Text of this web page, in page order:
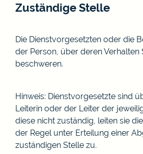
Zuständige Stelle
Die Dienstvorgesetzten oder die
der Person, über deren Verhalten
beschweren.
Hinweis: Dienstvorgesetzte sind
Leiterin oder der Leiter der
diese nicht zuständig, leiten sie
der Regel unter Erteilung einer
zuständigen Stelle zu.